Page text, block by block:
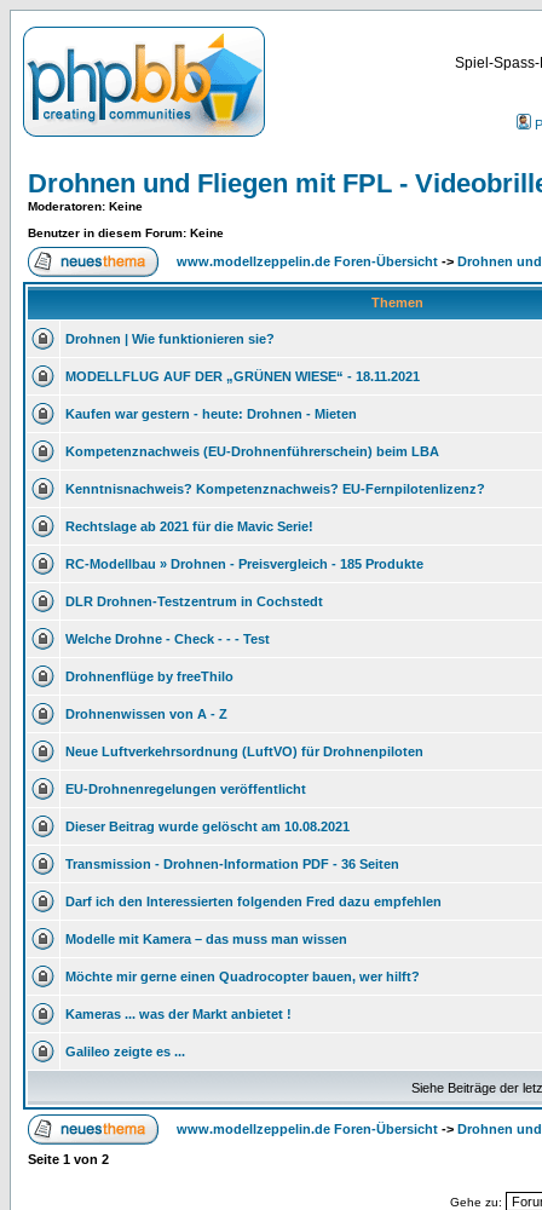
Spiel-
Drohnen und Fliegen mit FPL -
Moderatoren: Keine
Benutzer in diesem Forum: Keine
www.modellzeppelin.de Foren-Übersicht -> Drohnen
Themen
Drohnen | Wie funktionieren sie?
MODELLFLUG AUF DER „GRÜNEN WIESE“ - 18.11.2021
Kaufen war gestern - heute: Drohnen - Mieten
Kompetenznachweis (EU-Drohnenführerschein) beim LBA
Kenntnisnachweis? Kompetenznachweis? EU-Fernpilotenlizenz?
Rechtslage ab 2021 für die Mavic Serie!
RC-Modellbau » Drohnen - Preisvergleich - 185 Produkte
DLR Drohnen-Testzentrum in Cochstedt
Welche Drohne - Check - - - Test
Drohnenflüge by freeThilo
Drohnenwissen von A - Z
Neue Luftverkehrsordnung (LuftVO) für Drohnenpiloten
EU-Drohnenregelungen veröffentlicht
Dieser Beitrag wurde gelöscht am 10.08.2021
Transmission - Drohnen-Information PDF - 36 Seiten
Darf ich den Interessierten folgenden Fred dazu empfehlen
Modelle mit Kamera – das muss man wissen
Möchte mir gerne einen Quadrocopter bauen, wer hilft?
Kameras ... was der Markt anbietet !
Galileo zeigte es ...
Siehe Beiträge der
www.modellzeppelin.de Foren-Übersicht -> Drohnen
Seite 1 von 2
Gehe zu: